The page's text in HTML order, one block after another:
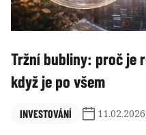
Tržní bubliny: proč je
když je po všem
INVESTOVÁNÍ 11.02.2026